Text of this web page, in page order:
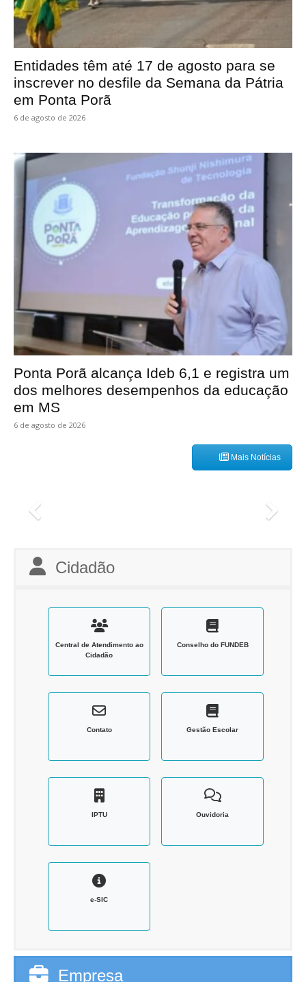
Entidades têm até 17 de agosto para se
inscrever no desfile da Semana da Pátria
em Ponta Porã
6 de agosto de 2026
Ponta Porã alcança Ideb 6,1 e registra um
dos melhores desempenhos da educação
em MS
6 de agosto de 2026
Mais Notícias
Cidadão
Central de Atendimento ao
Cidadão
Conselho do FUNDEB
Contato Gestão Escolar
IPTU Ouvidoria
e-SIC
Empresa